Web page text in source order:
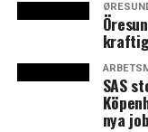
infrastruktur vi
förvalta våra
Satsningar på
arbetspendling
uppdrag att på
kapaciteten på
SAS
nya